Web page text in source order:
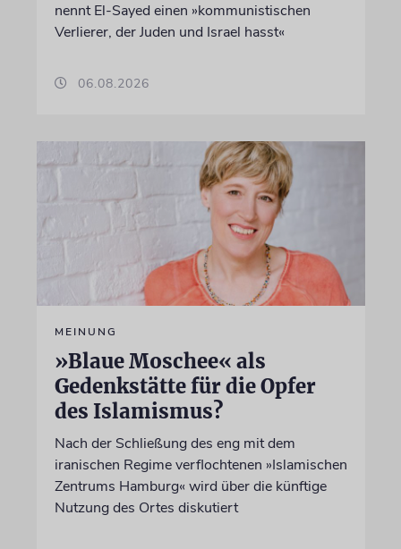
nennt El-Sayed einen »kommunistischen
Verlierer, der Juden und Israel hasst«
06.08.2026
MEINUNG
»Blaue Moschee« als
Gedenkstätte für die Opfer
des Islamismus?
Nach der Schließung des eng mit dem
iranischen Regime verflochtenen »Islamischen
Zentrums Hamburg« wird über die künftige
Nutzung des Ortes diskutiert